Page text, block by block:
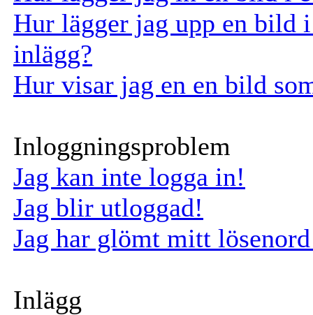
Hur lägger jag upp en bild
inlägg?
Hur visar jag en en bild
Inloggningsproblem
Jag kan inte logga in!
Jag blir utloggad!
Jag har glömt mitt
Inlägg